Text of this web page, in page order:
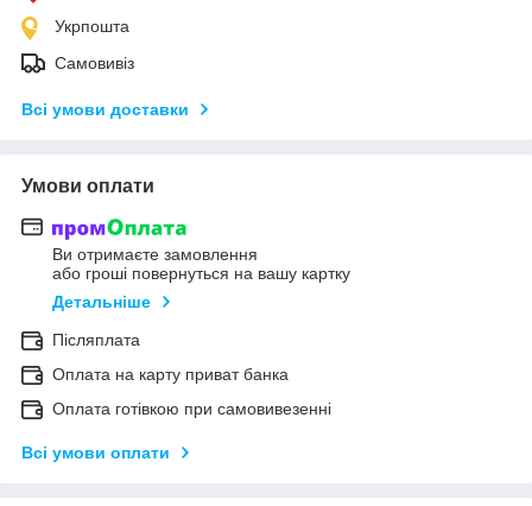
Укрпошта
Самовивіз
Всі умови доставки
Умови оплати
Ви отримаєте замовлення
або гроші повернуться на вашу картку
Детальніше
Післяплата
Оплата на карту приват банка
Оплата готівкою при самовивезенні
Всі умови оплати